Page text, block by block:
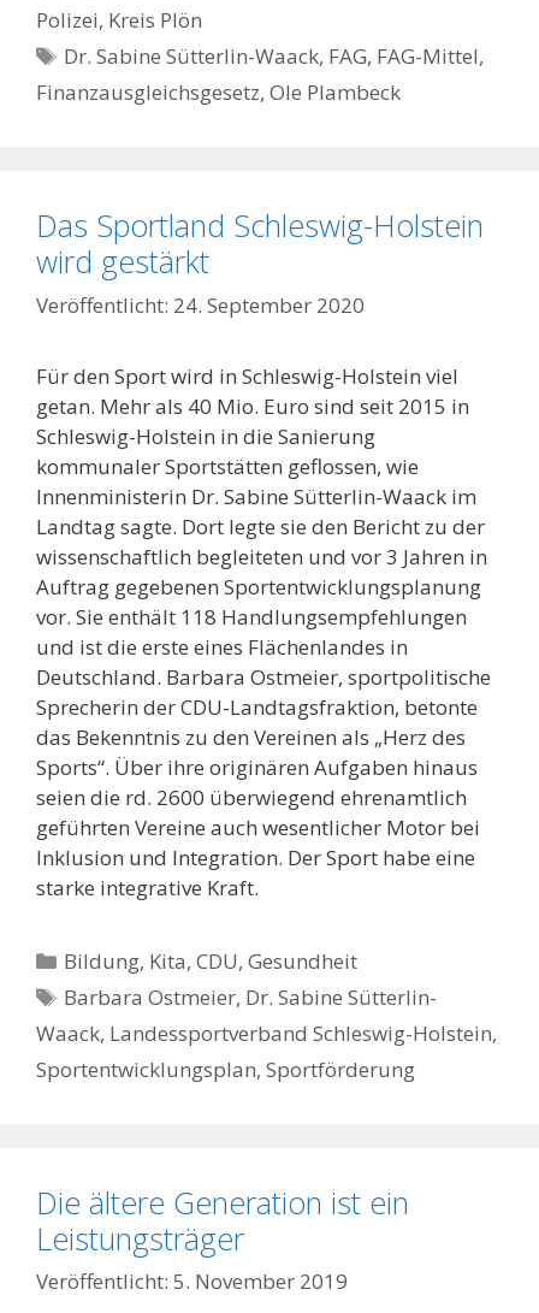
Polizei, Kreis Plön
Schlagwörter
Dr. Sabine Sütterlin-Waack, FAG, FAG-Mittel,
Finanzausgleichsgesetz, Ole Plambeck
Das Sportland Schleswig-Holstein
wird gestärkt
24. September 2020
Für den Sport wird in Schleswig-Holstein viel
getan. Mehr als 40 Mio. Euro sind seit 2015 in
Schleswig-Holstein in die Sanierung
kommunaler Sportstätten geflossen, wie
Innenministerin Dr. Sabine Sütterlin-Waack im
Landtag sagte. Dort legte sie den Bericht zu der
wissenschaftlich begleiteten und vor 3 Jahren in
Auftrag gegebenen Sportentwicklungsplanung
vor. Sie enthält 118 Handlungsempfehlungen
und ist die erste eines Flächenlandes in
Deutschland. Barbara Ostmeier, sportpolitische
Sprecherin der CDU-Landtagsfraktion, betonte
das Bekenntnis zu den Vereinen als „Herz des
Sports“. Über ihre originären Aufgaben hinaus
seien die rd. 2600 überwiegend ehrenamtlich
geführten Vereine auch wesentlicher Motor bei
Inklusion und Integration. Der Sport habe eine
starke integrative Kraft.
Kategorien
Bildung, Kita,CDU,Gesundheit
Schlagwörter
Barbara Ostmeier, Dr. Sabine Sütterlin-
Waack, Landessportverband Schleswig-Holstein,
Sportentwicklungsplan, Sportförderung
Die ältere Generation ist ein
Leistungsträger
5. November 2019